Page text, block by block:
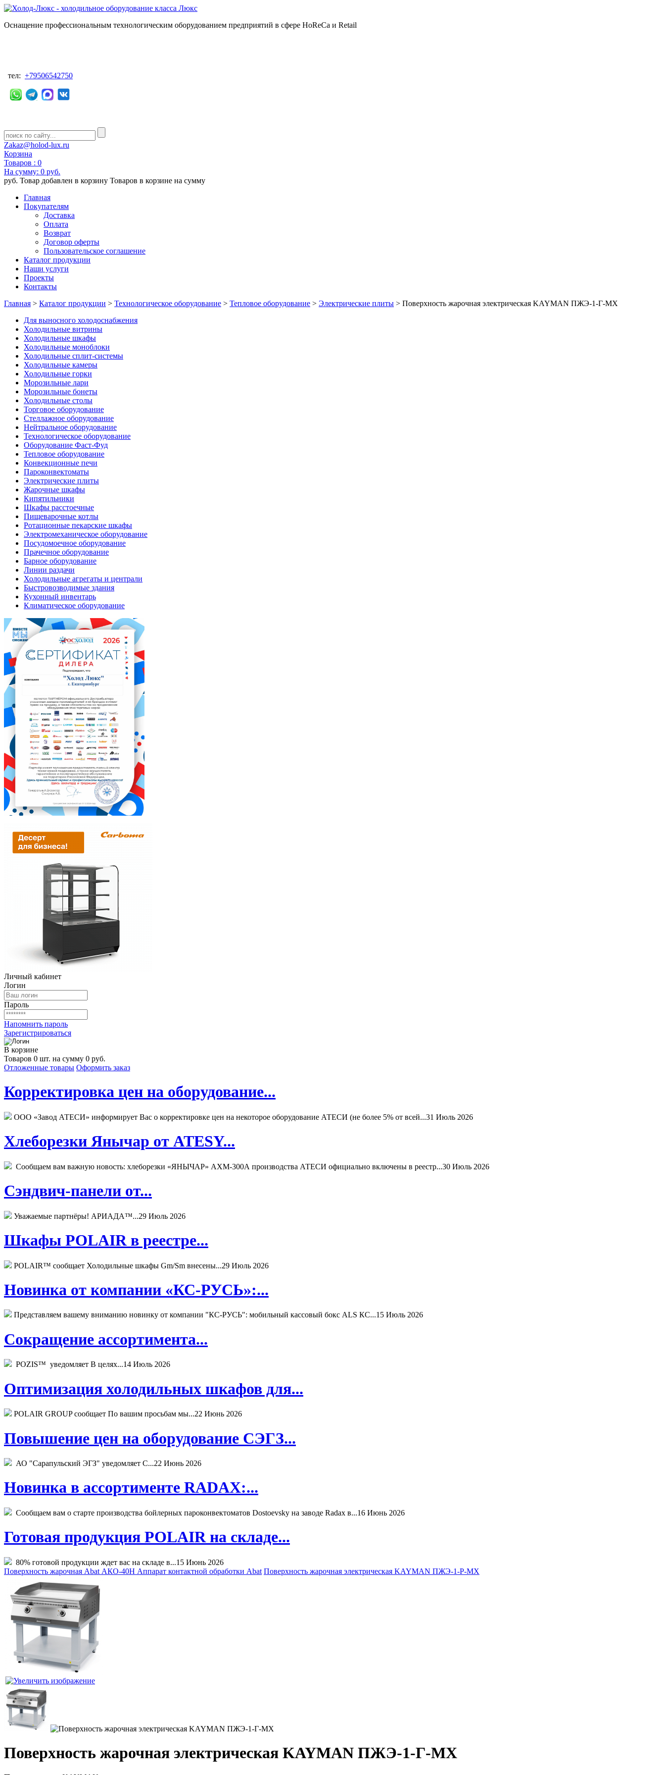
Оснащение профессиональным технологическим оборудованием предприятий в сфере HoReCa и Retail
тел: +79506542750
Zakaz@holod-lux.ru
Корзина
Товаров : 0
На сумму: 0 руб.
руб. Товар добавлен в корзину Товаров в корзине на сумму
Главная
Покупателям
Доставка
Оплата
Возврат
Договор оферты
Пользовательское соглашение
Каталог продукции
Наши услуги
Проекты
Контакты
Главная > Каталог продукции > Технологическое оборудование > Тепловое оборудование > Электрические плиты > Поверхность жарочная электрическая KAYMAN ПЖЭ-1-Г-МХ
Для выносного холодоснабжения
Холодильные витрины
Холодильные шкафы
Холодильные моноблоки
Холодильные сплит-системы
Холодильные камеры
Холодильные горки
Морозильные лари
Морозильные бонеты
Холодильные столы
Торговое оборудование
Стеллажное оборудование
Нейтральное оборудование
Технологическое оборудование
Оборудование Фаст-Фуд
Тепловое оборудование
Конвекционные печи
Пароконвектоматы
Электрические плиты
Жарочные шкафы
Кипятильники
Шкафы расстоечные
Пищеварочные котлы
Ротационные пекарские шкафы
Электромеханическое оборудование
Посудомоечное оборудование
Прачечное оборудование
Барное оборудование
Линии раздачи
Холодильные агрегаты и централи
Быстровозводимые здания
Кухонный инвентарь
Климатическое оборудование
Личный кабинет
Логин
Пароль
Напомнить пароль
Зарегистрироваться
В корзине
Товаров 0 шт. на сумму 0 руб.
Отложенные товары Оформить заказ
Корректировка цен на оборудование...
ООО «Завод АТЕСИ» информирует Вас о корректировке цен на некоторое оборудование АТЕСИ (не более 5% от всей...31 Июль 2026
Хлеборезки Янычар от ATESY...
Сообщаем вам важную новость: хлеборезки «ЯНЫЧАР» АХМ-300А производства АТЕСИ официально включены в реестр...30 Июль 2026
Сэндвич-панели от...
Уважаемые партнёры! АРИАДА™...29 Июль 2026
Шкафы POLAIR в реестре...
POLAIR™ сообщает Холодильные шкафы Gm/Sm внесены...29 Июль 2026
Новинка от компании «КС-РУСЬ»:...
Представляем вашему вниманию новинку от компании "КС-РУСЬ": мобильный кассовый бокс ALS КС...15 Июль 2026
Сокращение ассортимента...
POZIS™ уведомляет В целях...14 Июль 2026
Оптимизация холодильных шкафов для...
POLAIR GROUP сообщает По вашим просьбам мы...22 Июнь 2026
Повышение цен на оборудование СЭГЗ...
АО "Сарапульский ЭГЗ" уведомляет С...22 Июнь 2026
Новинка в ассортименте RADAX:...
Сообщаем вам о старте производства бойлерных пароконвектоматов Dostoevsky на заводе Radax в...16 Июнь 2026
Готовая продукция POLAIR на складе...
80% готовой продукции ждет вас на складе в...15 Июнь 2026
Поверхность жарочная Abat АКО-40Н Аппарат контактной обработки Abat Поверхность жарочная электрическая KAYMAN ПЖЭ-1-Р-МХ
Поверхность жарочная электрическая KAYMAN ПЖЭ-1-Г-МХ